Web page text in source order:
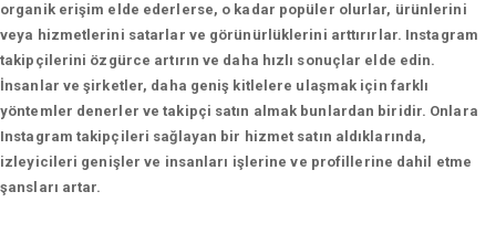
organik erişim elde ederlerse, o kadar popüler olurlar, ürünlerini
veya hizmetlerini satarlar ve görünürlüklerini arttırırlar. Instagram
takipçilerini özgürce artırın ve daha hızlı sonuçlar elde edin.
İnsanlar ve şirketler, daha geniş kitlelere ulaşmak için farklı
yöntemler denerler ve takipçi satın almak bunlardan biridir. Onlara
Instagram takipçileri sağlayan bir hizmet satın aldıklarında,
izleyicileri genişler ve insanları işlerine ve profillerine dahil etme
şansları artar.